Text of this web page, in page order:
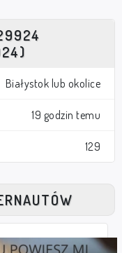
Białystok lub okolice
19 godzin temu
129